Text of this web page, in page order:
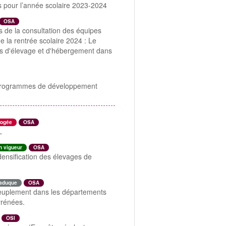
l’année scolaire 2023-2024
OSA
de la consultation des équipes
la rentrée scolaire 2024 : Le
d'élevage et d'hébergement dans
de développement
OSA
vigueur OSA
des élevages de
OSA
dans les départements
OSI